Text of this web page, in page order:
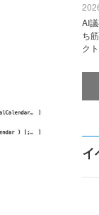
AI
ち
ク
イ